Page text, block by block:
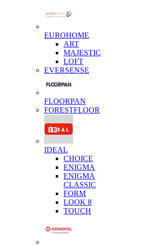
EUROHOME
ART
MAJESTIC
LOFT
EVERSENSE
FLOORPAN
FORESTFLOOR
IDEAL
CHOICE
ENIGMA
ENIGMA
CLASSIC
FORM
LOOK 8
TOUCH